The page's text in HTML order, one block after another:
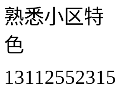
熟悉小区特
色
13112552315